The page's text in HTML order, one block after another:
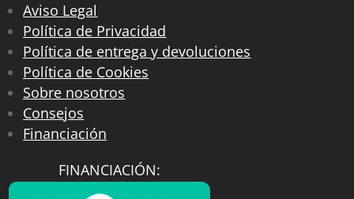
Aviso Legal
Política de Privacidad
Política de entrega y devoluciones
Política de Cookies
Sobre nosotros
Consejos
Financiación
FINANCIACIÓN: